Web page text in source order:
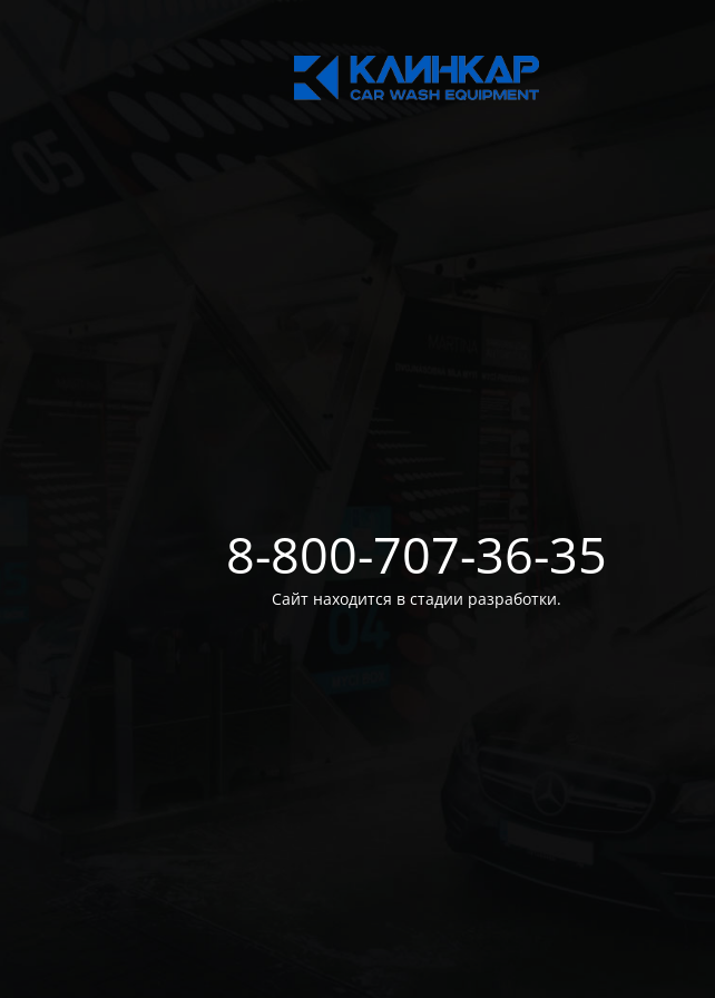
8-800-707-36-35
Сайт находится в стадии разработки.